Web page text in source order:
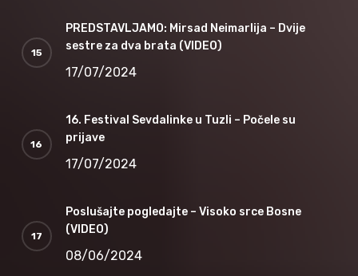
PREDSTAVLJAMO: Mirsad Neimarlija – Dvije
sestre za dva brata (VIDEO)
17/07/2024
16. Festival Sevdalinke u Tuzli – Počele su
prijave
17/07/2024
Poslušajte pogledajte – Visoko srce Bosne
(VIDEO)
08/06/2024